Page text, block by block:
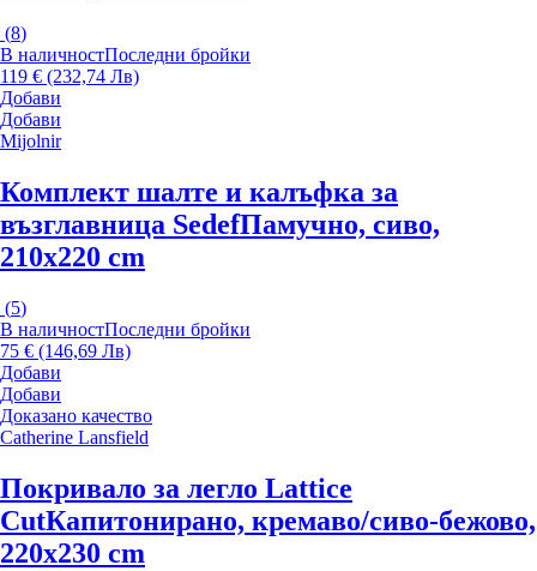
(8)
В наличностПоследни бройки
119 € (232,74 Лв)
Добави
Добави
Mijolnir
Комплект шалте и калъфка за
възглавница SedefПамучно, сиво,
210x220 cm
(5)
В наличностПоследни бройки
75 € (146,69 Лв)
Добави
Добави
Доказано качество
Catherine Lansfield
Покривало за легло Lattice
CutКапитонирано, кремаво/сиво-бежово,
220x230 cm